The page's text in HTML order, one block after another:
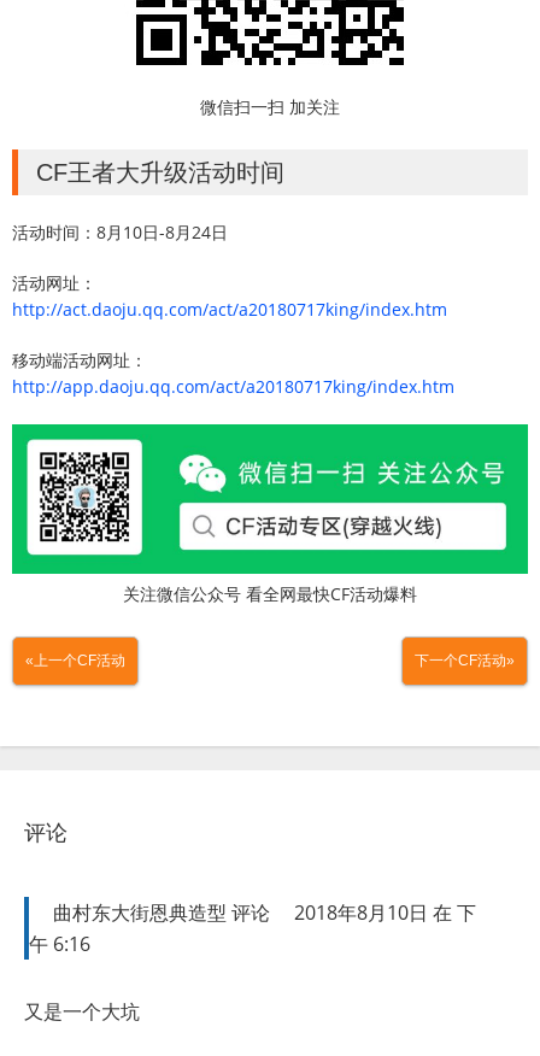
微信扫一扫 加关注
CF王者大升级活动时间
活动时间：8月10日-8月24日
活动网址：
http://act.daoju.qq.com/act/a20180717king/index.htm
移动端活动网址：
http://app.daoju.qq.com/act/a20180717king/index.htm
关注微信公众号 看全网最快CF活动爆料
«上一个CF活动 下一个CF活动»
评论
曲村东大街恩典造型 评论
2018年8月10日 在 下
午 6:16
又是一个大坑